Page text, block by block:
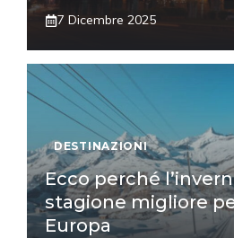
7 Dicembre 2025
DESTINAZIONI
Ecco perché
stagione migliore
Europa